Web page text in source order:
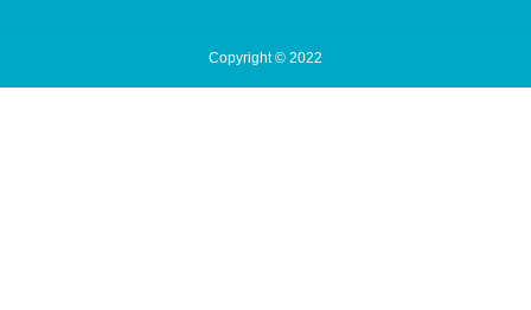
Copyright © 2022